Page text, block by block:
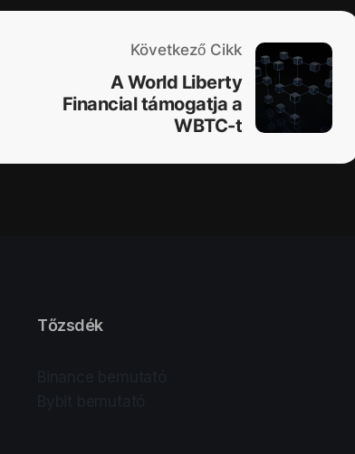
Következő Cikk
A World Liberty
Financial támogatja a
WBTC-t
Tőzsdék